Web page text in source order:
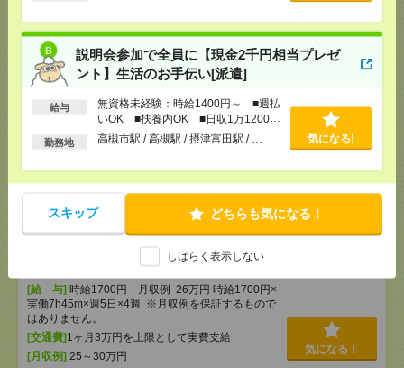
説明会参加で全員に【現金2千円相当プレゼ
ント】生活のお手伝い[派遣]
給与
無資格未経験：時給1400円～ ■週払
いOK ■扶養内OK ■日収1万1200円
以上
勤務地 高槻市駅 / 高槻駅 / 摂津富田駅 / … 気になる!
スキップ どちらも気になる！
しばらく表示しない
OK ■扶養内OK ■日収1万1200円以上
[交通費]
[勤務地]
高槻市駅/高槻駅/摂津富田駅/…
気になる！
〈PC入力できればOK〉模試結果もくもく入力＃服
装ネイル自由＃短時間OK＃日払[派遣]
大阪駅から徒歩4分/…
気になる！
週2-4日在宅＊時給1700円【電話なし】未経験OK！
【コツコツ】書類チェック[派遣]
[給 与] 時給1700円 月収例 26万円 時給1700円×
実働7h45m×週5日×4週 ※月収例を保証するもので
はありません。
[交通費] 1ヶ月3万円を上限として実費支給
[月収例] 25～30万円
気になる！